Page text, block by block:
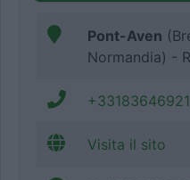
Pont-Aven
Normandia) -
+33183646921
Visita il sito